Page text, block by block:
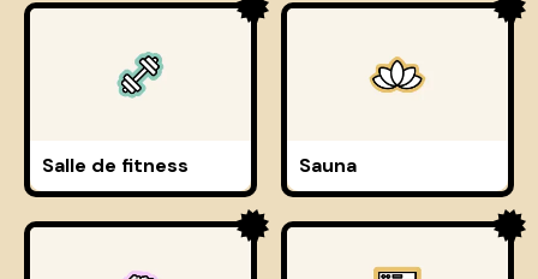
Salle de fitness Sauna